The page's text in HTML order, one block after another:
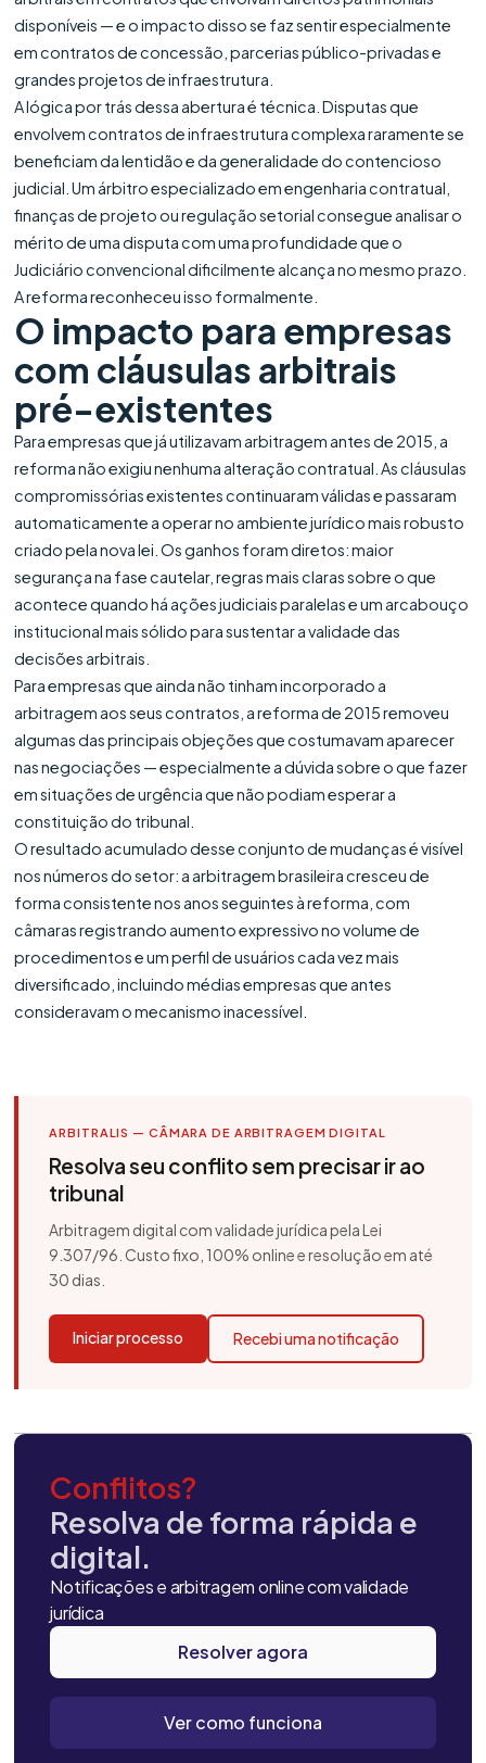
disponíveis — e o impacto disso se faz sentir especialmente
em contratos de concessão, parcerias público-privadas e
grandes projetos de infraestrutura.
A lógica por trás dessa abertura é técnica. Disputas que
envolvem contratos de infraestrutura complexa raramente se
beneficiam da lentidão e da generalidade do contencioso
judicial. Um árbitro especializado em engenharia contratual,
finanças de projeto ou regulação setorial consegue analisar o
mérito de uma disputa com uma profundidade que o
Judiciário convencional dificilmente alcança no mesmo prazo.
A reforma reconheceu isso formalmente.
O impacto para empresas
com cláusulas arbitrais
pré-existentes
Para empresas que já utilizavam arbitragem antes de 2015, a
reforma não exigiu nenhuma alteração contratual. As cláusulas
compromissórias existentes continuaram válidas e passaram
automaticamente a operar no ambiente jurídico mais robusto
criado pela nova lei. Os ganhos foram diretos: maior
segurança na fase cautelar, regras mais claras sobre o que
acontece quando há ações judiciais paralelas e um arcabouço
institucional mais sólido para sustentar a validade das
decisões arbitrais.
Para empresas que ainda não tinham incorporado a
arbitragem aos seus contratos, a reforma de 2015 removeu
algumas das principais objeções que costumavam aparecer
nas negociações — especialmente a dúvida sobre o que fazer
em situações de urgência que não podiam esperar a
constituição do tribunal.
O resultado acumulado desse conjunto de mudanças é visível
nos números do setor: a arbitragem brasileira cresceu de
forma consistente nos anos seguintes à reforma, com
câmaras registrando aumento expressivo no volume de
procedimentos e um perfil de usuários cada vez mais
diversificado, incluindo médias empresas que antes
consideravam o mecanismo inacessível.
ARBITRALIS — CÂMARA DE ARBITRAGEM DIGITAL
Resolva seu conflito sem precisar ir ao
tribunal
Arbitragem digital com validade jurídica pela Lei
9.307/96. Custo fixo, 100% online e resolução em até
30 dias.
Iniciar processo Recebi uma notificação
Conflitos?
Resolva de forma rápida e
digital.
Notificações e arbitragem online com validade
jurídica
Resolver agora
Ver como funciona